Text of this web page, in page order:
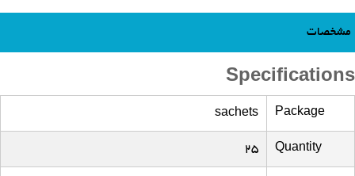
مشخصات
Specifications
Package
sachets
Quantity
25